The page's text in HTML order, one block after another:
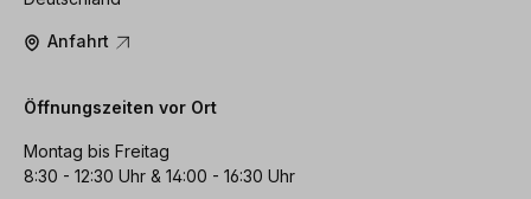
Anfahrt
Öffnungszeiten vor Ort
Montag bis Freitag
8:30 - 12:30 Uhr & 14:00 - 16:30 Uhr